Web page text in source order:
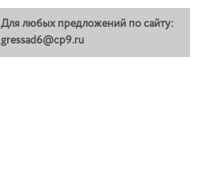
Для любых предложений по сайту:
gressad6@cp9.ru